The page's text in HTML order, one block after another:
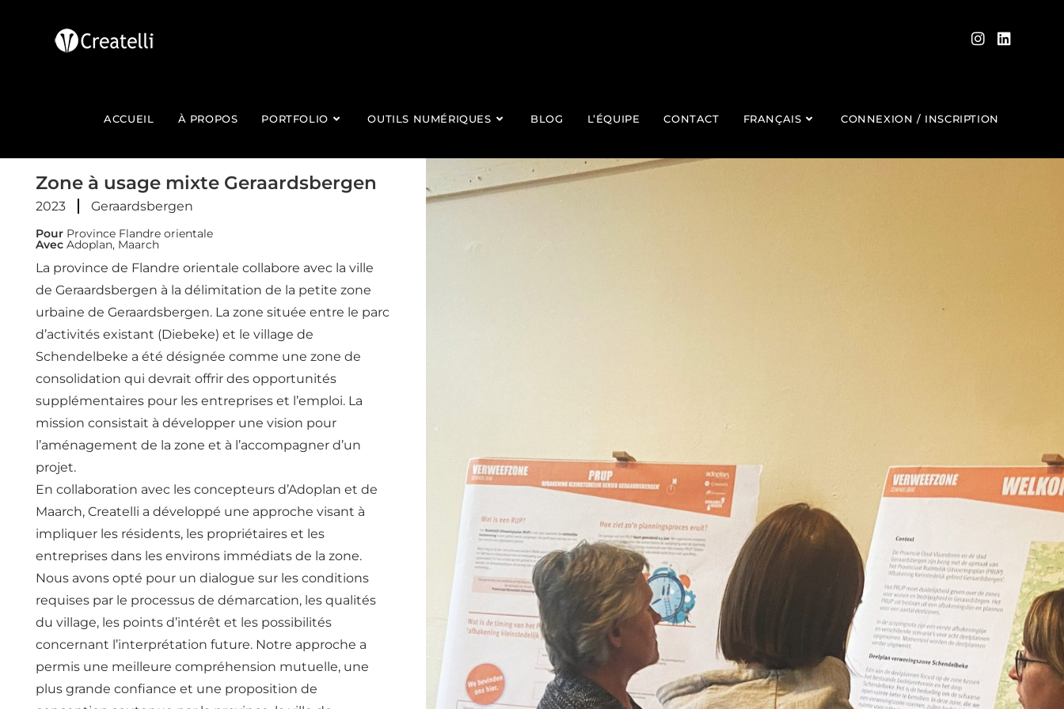
ACCUEIL À PROPOS PORTFOLIO OUTILS NUMÉRIQUES BLOG L’ÉQUIPE CONTACT FRANÇAIS CONNEXION / INSCRIPTION
Zone à usage mixte Geraardsbergen
2023 Geraardsbergen
Pour Province Flandre orientale
Avec Adoplan, Maarch
La province de Flandre orientale collabore avec la ville
de Geraardsbergen à la délimitation de la petite zone
urbaine de Geraardsbergen. La zone située entre le parc
d’activités existant (Diebeke) et le village de
Schendelbeke a été désignée comme une zone de
consolidation qui devrait offrir des opportunités
supplémentaires pour les entreprises et l’emploi. La
mission consistait à développer une vision pour
l’aménagement de la zone et à l’accompagner d’un
projet.
En collaboration avec les concepteurs d’Adoplan et de
Maarch, Createlli a développé une approche visant à
impliquer les résidents, les propriétaires et les
entreprises dans les environs immédiats de la zone.
Nous avons opté pour un dialogue sur les conditions
requises par le processus de démarcation, les qualités
du village, les points d’intérêt et les possibilités
concernant l’interprétation future. Notre approche a
permis une meilleure compréhension mutuelle, une
plus grande confiance et une proposition de